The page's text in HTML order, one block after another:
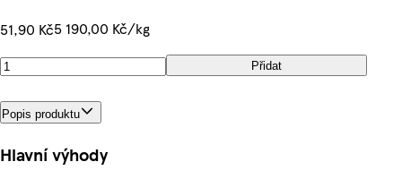
51,90 Kč5 190,00 Kč/kg
Přidat
Popis produktu
Hlavní výhody